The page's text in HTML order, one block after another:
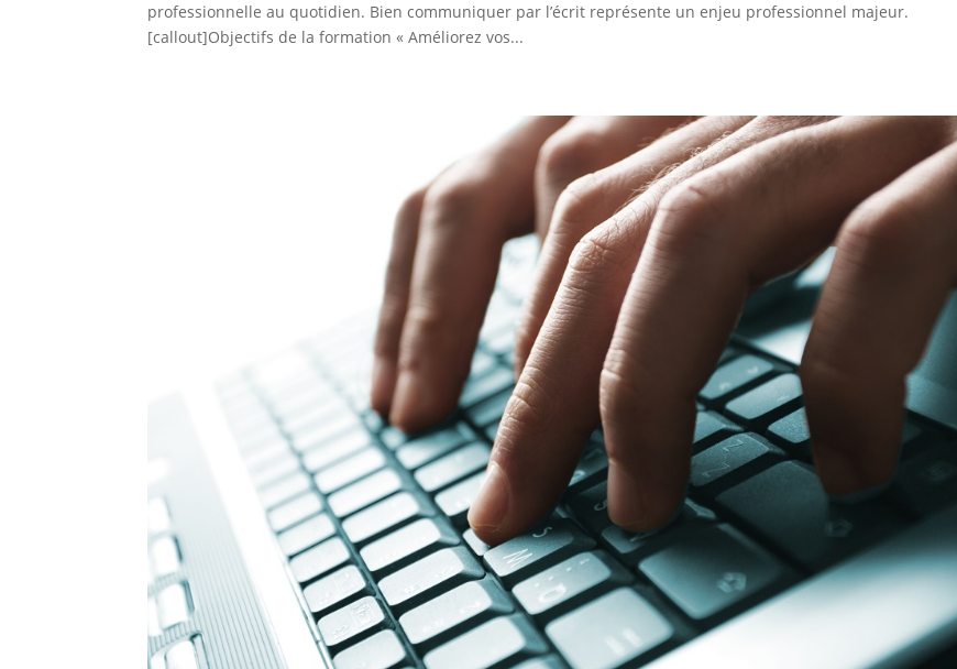
professionnelle au quotidien. Bien communiquer par l’écrit représente un enjeu professionnel majeur.
[callout]Objectifs de la formation « Améliorez vos...